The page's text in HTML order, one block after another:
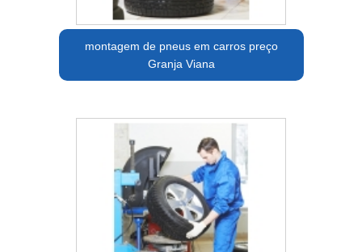
montagem de pneus em carros preço
Granja Viana